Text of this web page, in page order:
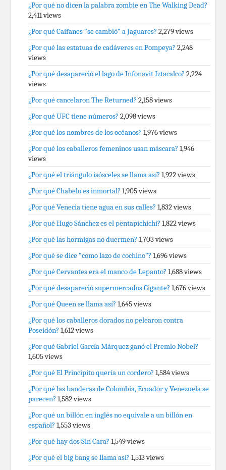
¿Por qué no dicen la palabra zombie en The Walking Dead?
2,411 views
¿Por qué Caifanes “se cambió” a Jaguares? 2,279 views
¿Por qué las estatuas de cadáveres en Pompeya? 2,248
views
¿Por qué desapareció el lago de Infonavit Iztacalco? 2,224
views
¿Por qué cancelaron The Returned? 2,158 views
¿Por qué UFC tiene números? 2,098 views
¿Por qué los nombres de los océanos? 1,976 views
¿Por qué los caballeros femeninos usan máscara? 1,946
views
¿Por qué el triángulo isósceles se llama así? 1,922 views
¿Por qué Chabelo es inmortal? 1,905 views
¿Por qué Venecia tiene agua en sus calles? 1,832 views
¿Por qué Hugo Sánchez es el pentapichichi? 1,822 views
¿Por qué las hormigas no duermen? 1,703 views
¿Por qué se dice “como lazo de cochino”? 1,696 views
¿Por qué Cervantes era el manco de Lepanto? 1,688 views
¿Por qué desapareció supermercados Gigante? 1,676 views
¿Por qué Queen se llama así? 1,645 views
¿Por qué los caballeros dorados no pelearon contra
Poseidón? 1,612 views
¿Por qué Gabriel García Márquez ganó el Premio Nobel?
1,605 views
¿Por qué El Principito quería un cordero? 1,584 views
¿Por qué las banderas de Colombia, Ecuador y Venezuela se
parecen? 1,582 views
¿Por qué un billón en inglés no equivale a un billón en
español? 1,553 views
¿Por qué hay dos Sin Cara? 1,549 views
¿Por qué el big bang se llama así? 1,513 views